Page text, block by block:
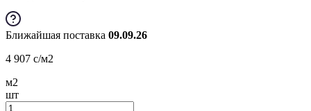
Ближайшая поставка 09.09.26
4 907 c/м2
м2
шт